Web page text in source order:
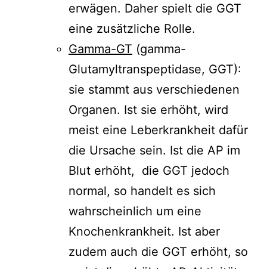
erwägen. Daher spielt die GGT
eine zusätzliche Rolle.
Gamma-GT (gamma-
Glutamyltranspeptidase, GGT):
sie stammt aus verschiedenen
Organen. Ist sie erhöht, wird
meist eine Leberkrankheit dafür
die Ursache sein. Ist die AP im
Blut erhöht, die GGT jedoch
normal, so handelt es sich
wahrscheinlich um eine
Knochenkrankheit. Ist aber
zudem auch die GGT erhöht, so